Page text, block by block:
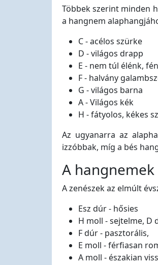
Többek szerint minden
a hangnem
C - acélos szürke
D - világos drapp
E - nem túl élénk,
F - halvány
G - világos barna
A - Világos kék
H - fátyolos, kékes
Az ugyanarra az
izzóbbak, míg a bés
A
A zenészek az elmúlt
Esz dúr - hősies
H moll - sejtelme, D
F dúr - pasztorális,
E moll - férfiasan
A moll - északian